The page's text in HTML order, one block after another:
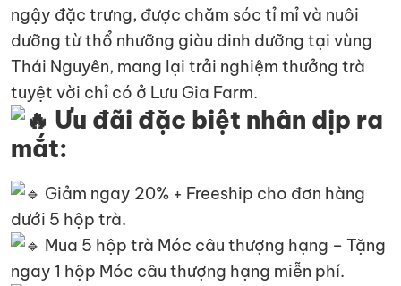
ngậy đặc trưng, được chăm sóc tỉ mỉ và nuôi
dưỡng từ thổ nhưỡng giàu dinh dưỡng tại vùng
Thái Nguyên, mang lại trải nghiệm thưởng trà
tuyệt vời chỉ có ở Lưu Gia Farm.
Ưu đãi đặc biệt nhân dịp ra
mắt:
Giảm ngay 20% + Freeship cho đơn hàng
dưới 5 hộp trà.
Mua 5 hộp trà Móc câu thượng hạng – Tặng
ngay 1 hộp Móc câu thượng hạng miễn phí.